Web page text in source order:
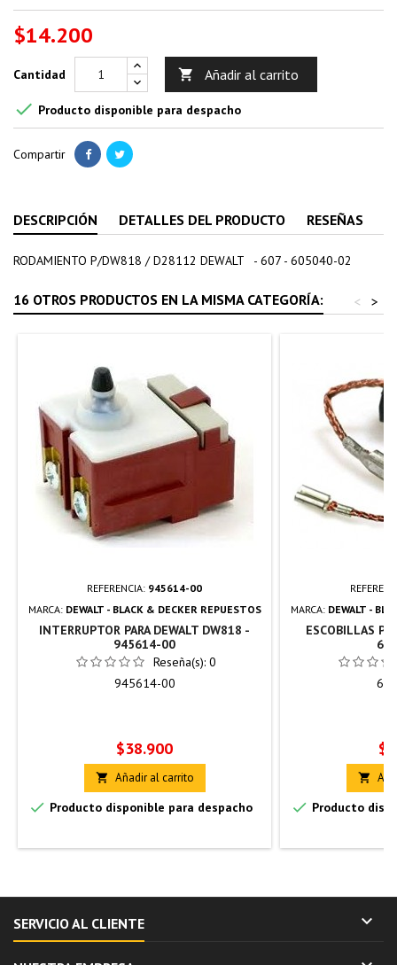
$14.200
Cantidad  Añadir al carrito
 Producto disponible para despacho
Compartir
DESCRIPCIÓN DETALLES DEL PRODUCTO RESEÑAS
RODAMIENTO P/DW818 / D28112 DEWALT - 607 - 605040-02
16 OTROS PRODUCTOS EN LA MISMA CATEGORÍA: >
<
REFERENCIA: 945614-00
MARCA: DEWALT - BLACK & DECKER REPUESTOS
INTERRUPTOR PARA DEWALT DW818 -
945614-00
Reseña(s): 0
945614-00
Precio
$38.900
 Añadir al carrito
 Producto disponible para despacho
MARCA: DEWALT -
ESCOBILLAS

 Producto
SERVICIO AL CLIENTE 